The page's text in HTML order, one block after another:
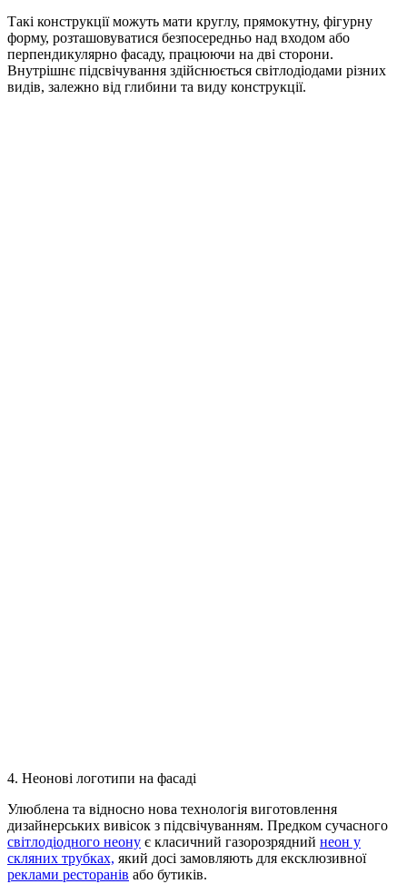
Такі конструкції можуть мати круглу, прямокутну, фігурну
форму, розташовуватися безпосередньо над входом або
перпендикулярно фасаду, працюючи на дві сторони.
Внутрішнє підсвічування здійснюється світлодіодами різних
видів, залежно від глибини та виду конструкції.
4. Неонові логотипи на фасаді
Улюблена та відносно нова технологія виготовлення
дизайнерських вивісок з підсвічуванням. Предком сучасного
світлодіодного неону є класичний газорозрядний неон у
скляних трубках, який досі замовляють для ексклюзивної
реклами ресторанів або бутиків.